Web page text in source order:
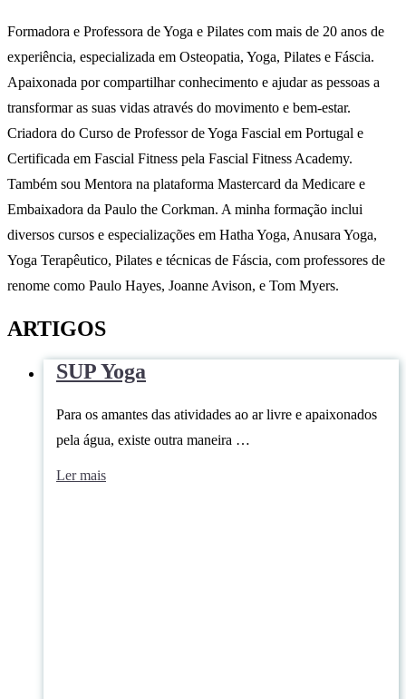
Formadora e Professora de Yoga e Pilates com mais de 20 anos de
experiência, especializada em Osteopatia, Yoga, Pilates e Fáscia.
Apaixonada por compartilhar conhecimento e ajudar as pessoas a
transformar as suas vidas através do movimento e bem-estar.
Criadora do Curso de Professor de Yoga Fascial em Portugal e
Certificada em Fascial Fitness pela Fascial Fitness Academy.
Também sou Mentora na plataforma Mastercard da Medicare e
Embaixadora da Paulo the Corkman. A minha formação inclui
diversos cursos e especializações em Hatha Yoga, Anusara Yoga,
Yoga Terapêutico, Pilates e técnicas de Fáscia, com professores de
renome como Paulo Hayes, Joanne Avison, e Tom Myers.
ARTIGOS
SUP Yoga
Para os amantes das atividades ao ar livre e apaixonados
pela água, existe outra maneira …
Ler mais